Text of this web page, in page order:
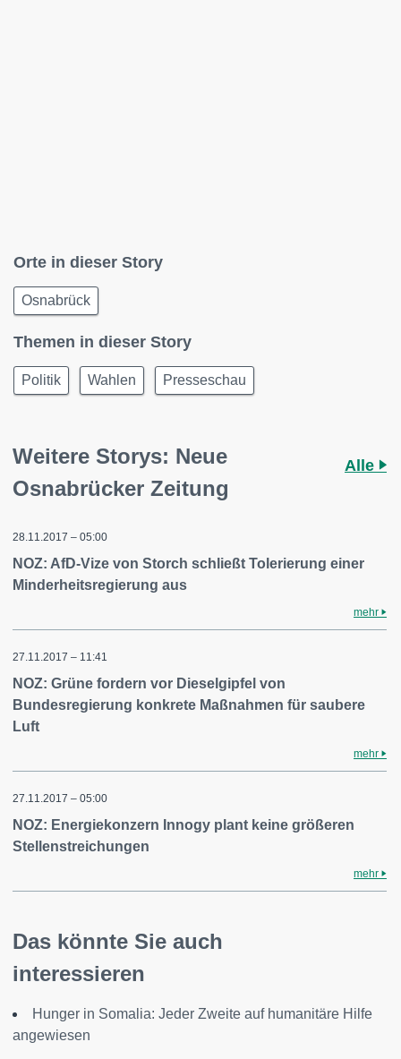
Orte in dieser Story
Osnabrück
Themen in dieser Story
Politik Wahlen Presseschau
Weitere Storys: Neue
Osnabrücker Zeitung
Alle
28.11.2017 – 05:00
NOZ: AfD-Vize von Storch schließt Tolerierung einer
Minderheitsregierung aus
mehr
27.11.2017 – 11:41
NOZ: Grüne fordern vor Dieselgipfel von
Bundesregierung konkrete Maßnahmen für saubere
Luft
mehr
27.11.2017 – 05:00
NOZ: Energiekonzern Innogy plant keine größeren
Stellenstreichungen
mehr
Das könnte Sie auch
interessieren
Hunger in Somalia: Jeder Zweite auf humanitäre Hilfe
angewiesen